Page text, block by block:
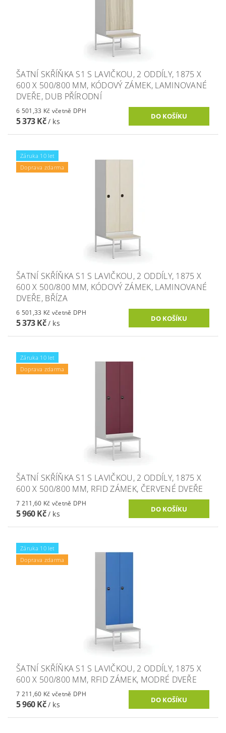
ŠATNÍ SKŘÍŇKA S1 S LAVIČKOU, 2 ODDÍLY, 1875 X
600 X 500/800 MM, KÓDOVÝ ZÁMEK, LAMINOVANÉ
DVEŘE, DUB PŘÍRODNÍ
6 501,33 Kč včetně DPH
5 373 Kč/ ks
Záruka 10 let
Doprava zdarma
ŠATNÍ SKŘÍŇKA S1 S LAVIČKOU, 2 ODDÍLY, 1875 X
600 X 500/800 MM, KÓDOVÝ ZÁMEK, LAMINOVANÉ
DVEŘE, BŘÍZA
6 501,33 Kč včetně DPH
5 373 Kč/ ks
Záruka 10 let
Doprava zdarma
ŠATNÍ SKŘÍŇKA S1 S LAVIČKOU, 2 ODDÍLY, 1875 X
600 X 500/800 MM, RFID ZÁMEK, ČERVENÉ DVEŘE
7 211,60 Kč včetně DPH
5 960 Kč/ ks
Záruka 10 let
Doprava zdarma
ŠATNÍ SKŘÍŇKA S1 S LAVIČKOU, 2 ODDÍLY, 1875 X
600 X 500/800 MM, RFID ZÁMEK, MODRÉ DVEŘE
7 211,60 Kč včetně DPH
5 960 Kč/ ks